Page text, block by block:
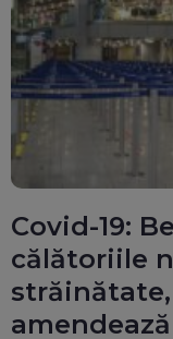
Covid-19:
călătoriile